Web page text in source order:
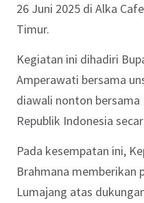
26 Juni 2025 di Alka
Timur.
Kegiatan ini dihadiri
Amperawati bersama
diawali nonton bersama
Republik Indonesia
Pada kesempatan ini,
Brahmana memberikan
Lumajang atas